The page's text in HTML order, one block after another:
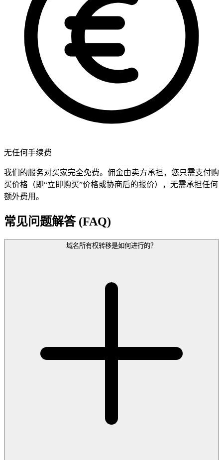
无任何手续费
我们的服务对买家完全免费。佣金由卖方承担，您只需支付购
买价格（即“立即购买”价格或协商后的报价），无需承担任何
额外费用。
常见问题解答 (FAQ)
域名所有权转移是如何进行的？